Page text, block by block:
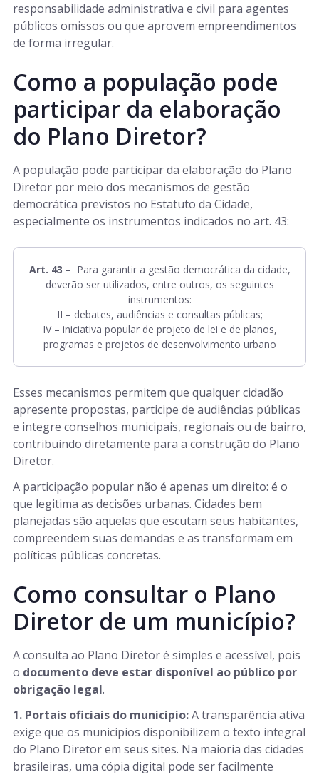
responsabilidade administrativa e civil para agentes
públicos omissos ou que aprovem empreendimentos
de forma irregular.
Como a população pode
participar da elaboração
do Plano Diretor?
A população pode participar da elaboração do Plano
Diretor por meio dos mecanismos de gestão
democrática previstos no Estatuto da Cidade,
especialmente os instrumentos indicados no art. 43:
Art. 43 – Para garantir a gestão democrática da cidade,
deverão ser utilizados, entre outros, os seguintes
instrumentos:
II – debates, audiências e consultas públicas;
IV – iniciativa popular de projeto de lei e de planos,
programas e projetos de desenvolvimento urbano
Esses mecanismos permitem que qualquer cidadão
apresente propostas, participe de audiências públicas
e integre conselhos municipais, regionais ou de bairro,
contribuindo diretamente para a construção do Plano
Diretor.
A participação popular não é apenas um direito: é o
que legitima as decisões urbanas. Cidades bem
planejadas são aquelas que escutam seus habitantes,
compreendem suas demandas e as transformam em
políticas públicas concretas.
Como consultar o Plano
Diretor de um município?
A consulta ao Plano Diretor é simples e acessível, pois
o documento deve estar disponível ao público por
obrigação legal.
1. Portais oficiais do município:A transparência ativa
exige que os municípios disponibilizem o texto integral
do Plano Diretor em seus sites. Na maioria das cidades
brasileiras, uma cópia digital pode ser facilmente